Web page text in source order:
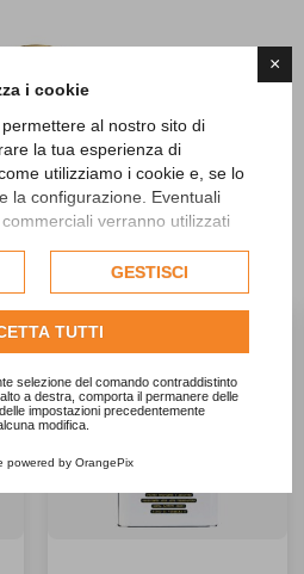
×
i cookie
al nostro sito di
la tua esperienza di
utilizziamo i cookie e, se lo
la configurazione. Eventuali
verranno utilizzati
potrebbero essere utilizzati
pubblicitari. Per ulteriori
utilizza i dati raccolti,
privacy di Google
cookie completa.
GESTISCI
TUTTI
selezione del comando contraddistinto
a destra, comporta il permanere delle
impostazioni precedentemente
modifica.
powered by OrangePix
I PRODOTTI